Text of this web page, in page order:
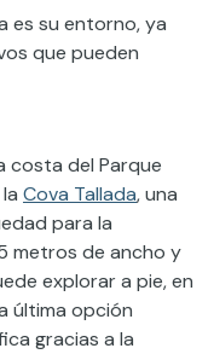
es su entorno, ya
que pueden
costa del Parque
Cova Tallada, una
para la
metros de ancho y
explorar a pie, en
última opción
gracias a la